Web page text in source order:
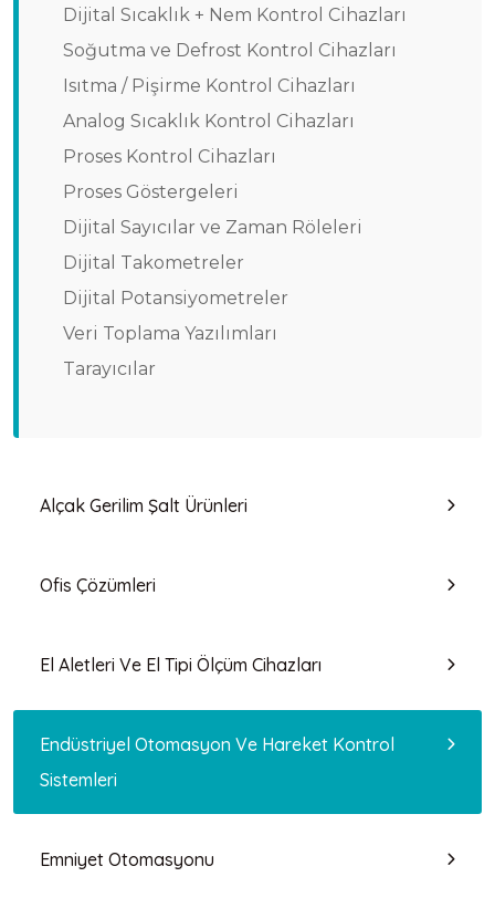
Dijital Sıcaklık + Nem Kontrol Cihazları
Soğutma ve Defrost Kontrol Cihazları
Isıtma / Pişirme Kontrol Cihazları
Analog Sıcaklık Kontrol Cihazları
Proses Kontrol Cihazları
Proses Göstergeleri
Dijital Sayıcılar ve Zaman Röleleri
Dijital Takometreler
Dijital Potansiyometreler
Veri Toplama Yazılımları
Tarayıcılar
Alçak Gerilim Şalt Ürünleri
Ofis Çözümleri
El Aletleri Ve El Tipi Ölçüm Cihazları
Endüstriyel Otomasyon Ve Hareket Kontrol
Sistemleri
Emniyet Otomasyonu